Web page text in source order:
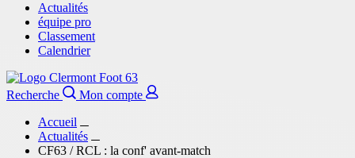
Actualités
équipe pro
Classement
Calendrier
Recherche
Mon compte
Accueil
Actualités
CF63 / RCL : la conf' avant-match